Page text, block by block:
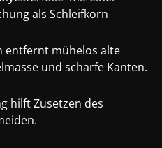
als Schleifkorn
entfernt mühelos alte
und scharfe Kanten.
hilft Zusetzen des